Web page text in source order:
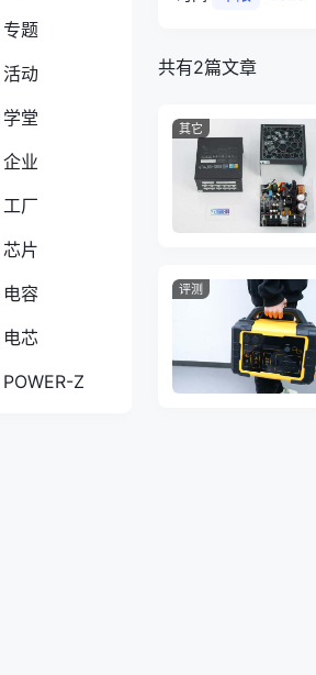
专题
活动
学堂
企业
工厂
芯片
电容
电芯
POWER-Z
共有2篇文章
其它
评测